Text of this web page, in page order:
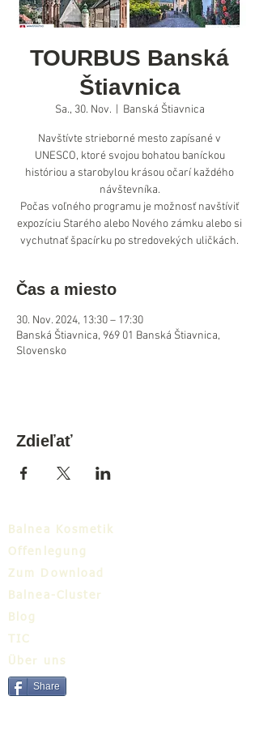
TOURBUS Banská
Štiavnica
Sa., 30. Nov.
  |
Banská Štiavnica
Navštívte strieborné mesto zapísané v
UNESCO, ktoré svojou bohatou baníckou
históriou a starobylou krásou očarí každého
návštevníka.
Počas voľného programu je možnosť navštíviť
expozíciu Starého alebo Nového zámku alebo si
vychutnať špacírku po stredovekých uličkách.
Čas a miesto
30. Nov. 2024, 13:30 – 17:30
Banská Štiavnica, 969 01 Banská Štiavnica,
Slovensko
Zdieľať
Balnea Kosmetik
Offenlegung
Zum Download
Balnea-Cluster
Blog
TIC
Über uns
Share